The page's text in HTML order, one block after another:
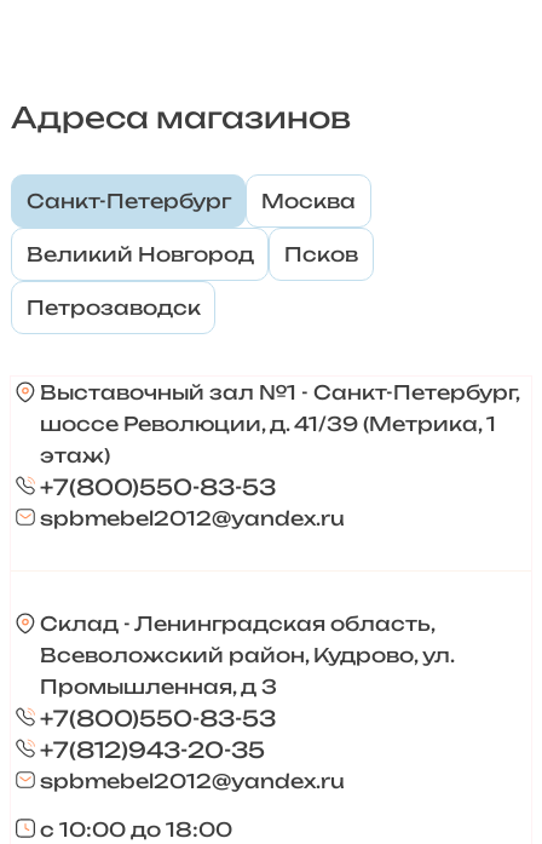
Адреса магазинов
Санкт-Петербург Москва
Великий Новгород Псков
Петрозаводск
Выставочный зал №1 - Санкт-Петербург,
шоссе Революции, д. 41/39 (Метрика, 1
этаж)
+7(800)550-83-53
spbmebel2012@yandex.ru
Склад - Ленинградская область,
Всеволожский район, Кудрово, ул.
Промышленная, д 3
+7(800)550-83-53
+7(812)943-20-35
spbmebel2012@yandex.ru
с 10:00 до 18:00